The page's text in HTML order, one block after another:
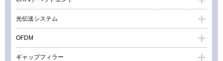
光伝送システム
OFDM
ギャップフィラー